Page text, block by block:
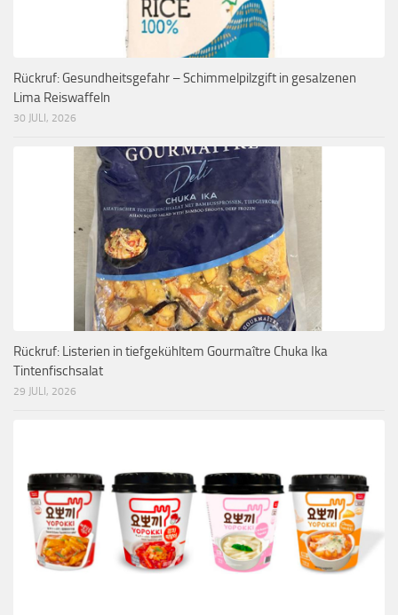
Rückruf: Gesundheitsgefahr – Schimmelpilzgift in gesalzenen
Lima Reiswaffeln
30 JULI, 2026
Rückruf: Listerien in tiefgekühltem Gourmaître Chuka Ika
Tintenfischsalat
29 JULI, 2026